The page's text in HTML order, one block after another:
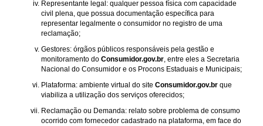
Representante legal: qualquer pessoa física com capacidade
civil plena, que possua documentação específica para
representar legalmente o consumidor no registro de uma
reclamação;
Gestores: órgãos públicos responsáveis pela gestão e
monitoramento do Consumidor.gov.br, entre eles a Secretaria
Nacional do Consumidor e os Procons Estaduais e Municipais;
Plataforma: ambiente virtual do site Consumidor.gov.br que
viabiliza a utilização dos serviços oferecidos;
Reclamação ou Demanda: relato sobre problema de consumo
ocorrido com fornecedor cadastrado na plataforma, em face do